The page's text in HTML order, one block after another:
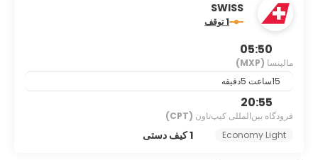
SWISS
1 توقف
05:50
مالپنسا (MXP)
20:55
فرودگاه بین‌المللی کیپ‌تاون (CPT)
Economy Light
1 کیف دستی